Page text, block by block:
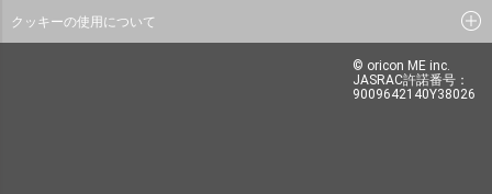
クッキーの使用について
© oricon ME inc.
JASRAC許諾番号：
9009642140Y38026